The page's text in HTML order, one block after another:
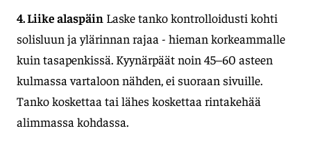
4. Liike alaspäin Laske tanko kontrolloidusti kohti
solisluun ja ylärinnan rajaa - hieman korkeammalle
kuin tasapenkissä. Kyynärpäät noin 45–60 asteen
kulmassa vartaloon nähden, ei suoraan sivuille.
Tanko koskettaa tai lähes koskettaa rintakehää
alimmassa kohdassa.